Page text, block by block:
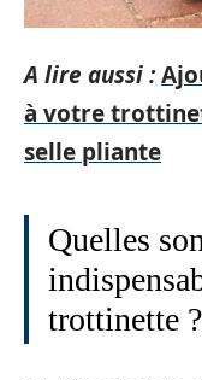
A lire aussi :
à votre
selle pliante
Quelles
trottinette ?